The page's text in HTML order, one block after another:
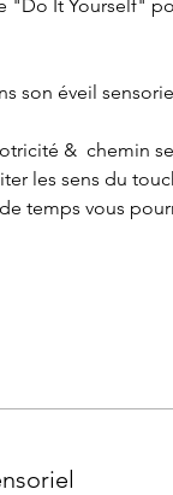
"Do It Yourself"
son éveil
&  chemin
les sens du
temps vous